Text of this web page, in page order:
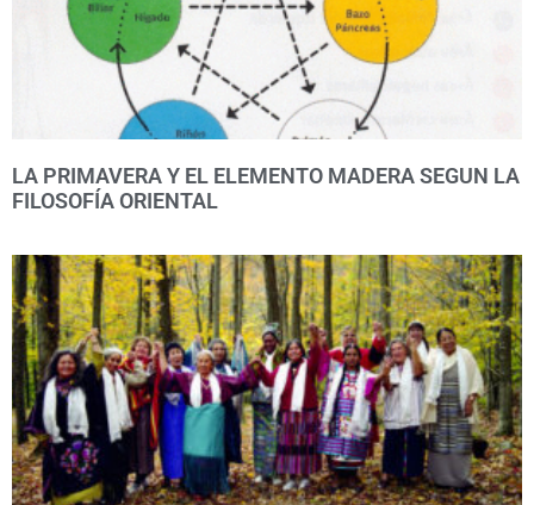
LA PRIMAVERA Y EL ELEMENTO MADERA SEGUN LA
FILOSOFÍA ORIENTAL